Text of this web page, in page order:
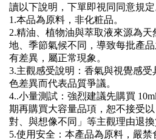
讀以下說明，下單即視同同意規定
1.本品為原料，非化粧品。
2.精油、植物油與萃取液來源為天
地、季節氣候不同，導致每批產
有差異，屬正常現象。
3.主觀感受說明： 香氣與視覺感受
色差異而代表品質爭議。
4..小量測試： 強烈建議先購買 10ml
期再購買大容量品項，恕不接受
對、與想像不同」等主觀理由退換
5.使用安全：本產品為原料，嚴